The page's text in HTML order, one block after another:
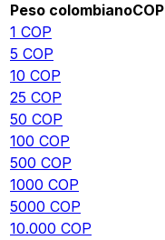
Peso colombianoCOP
1 COP
5 COP
10 COP
25 COP
50 COP
100 COP
500 COP
1000 COP
5000 COP
10.000 COP